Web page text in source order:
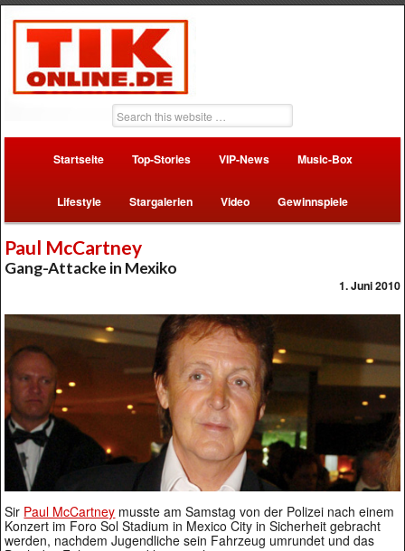
Startseite Top-Stories VIP-News Music-Box
Lifestyle Stargalerien Video Gewinnspiele
Paul McCartney
Gang-Attacke in Mexiko
1. Juni 2010
Sir Paul McCartney musste am Samstag von der Polizei nach einem
Konzert im Foro Sol Stadium in Mexico City in Sicherheit gebracht
werden, nachdem Jugendliche sein Fahrzeug umrundet und das